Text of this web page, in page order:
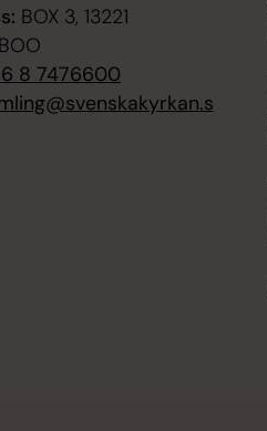
BOX 3, 13221
8 7476600